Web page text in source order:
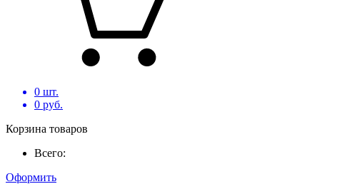
0 шт.
0 руб.
Корзина товаров
Всего:
Оформить